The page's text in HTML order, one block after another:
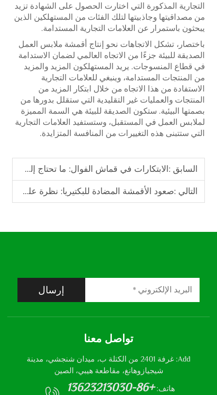
التجارية المذكورة التي اختارت الحصول على الشهادة تزيد
من مصداقيتها وجاذبيتها لتلك الفئات من المستهلكين الذين
يبحثون باستمرار عن العلامات التجارية المستدامة.
باختصار، تشكل الاتجاهات نحو إنتاج أقمشة ملابس العمل
الصديقة للبيئة جزءًا من الاتجاه العالمي لضمان الاستدامة
في قطاع المنسوجات. يريد المستهلكون المزيد والمزيد
من المنتجات المستدامة، وينبغي للعلامات التجارية
الاستفادة من هذا الاتجاه من خلال ابتكار المزيد من
المنتجات والعمليات غير التقليدية التي ستقلل بدورها من
بصمتها البيئية. ستكون الصديقة للبيئة هي السمة المميزة
لملابس العمل في المستقبل، وستستفيد العلامات التجارية
التي ستتبنى هذه التغييرات من المنافسة المتزايدة.
السابق : الابتكارات في قماش الفوال: ما تحتاج إلى معرفته
التالي :صعود الأقمشة المضادة للبكتيريا: نظرة على خياراتنا في صناعة القمصان ذات الأقمشة المقاومة للبكتيريا
إرسال
تواصل معنا
Add: غرفة 2401 من الكتلة ب، ميدان شنجشي، مدينة
شيجيازوهانغ، مقاطعة هيبي، الصين
هاتف: +86-13623213030